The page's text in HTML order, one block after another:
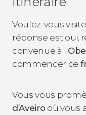
Voulez-vous
réponse est oui,
convenue à l'
commencer ce
Vous vous
d’Aveiro où vous